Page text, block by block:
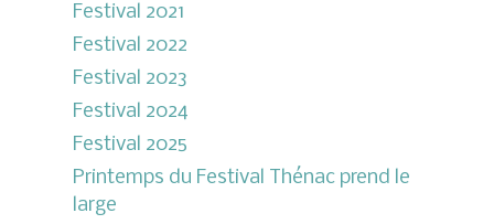
Festival 2021
Festival 2022
Festival 2023
Festival 2024
Festival 2025
Printemps du Festival Thénac prend le
large